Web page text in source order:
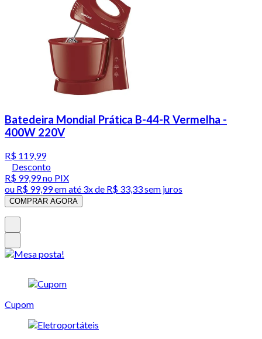
Batedeira Mondial Prática B-44-R Vermelha -
400W 220V
R$ 119,99
Desconto
R$ 99,99no PIX
ou R$ 99,99em até 3x de R$ 33,33 sem juros
COMPRAR AGORA
Cupom